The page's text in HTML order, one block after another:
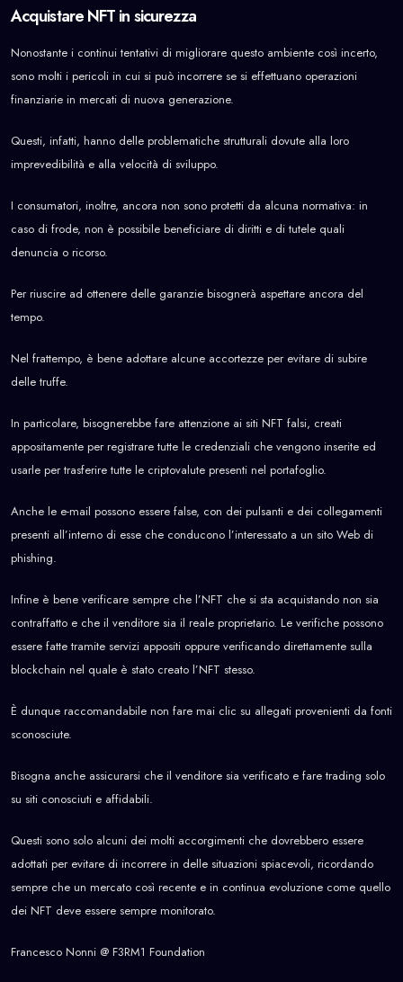
Acquistare NFT in sicurezza
Nonostante i continui tentativi di migliorare questo ambiente così incerto,
sono molti i pericoli in cui si può incorrere se si effettuano operazioni
finanziarie in mercati di nuova generazione.
Questi, infatti, hanno delle problematiche strutturali dovute alla loro
imprevedibilità e alla velocità di sviluppo.
I consumatori, inoltre, ancora non sono protetti da alcuna normativa: in
caso di frode, non è possibile beneficiare di diritti e di tutele quali
denuncia o ricorso.
Per riuscire ad ottenere delle garanzie bisognerà aspettare ancora del
tempo.
Nel frattempo, è bene adottare alcune accortezze per evitare di subire
delle truffe.
In particolare, bisognerebbe fare attenzione ai siti NFT falsi, creati
appositamente per registrare tutte le credenziali che vengono inserite ed
usarle per trasferire tutte le criptovalute presenti nel portafoglio.
Anche le e-mail possono essere false, con dei pulsanti e dei collegamenti
presenti all’interno di esse che conducono l’interessato a un sito Web di
phishing.
Infine è bene verificare sempre che l’NFT che si sta acquistando non sia
contraffatto e che il venditore sia il reale proprietario. Le verifiche possono
essere fatte tramite servizi appositi oppure verificando direttamente sulla
blockchain nel quale è stato creato l’NFT stesso.
È dunque raccomandabile non fare mai clic su allegati provenienti da fonti
sconosciute.
Bisogna anche assicurarsi che il venditore sia verificato e fare trading solo
su siti conosciuti e affidabili.
Questi sono solo alcuni dei molti accorgimenti che dovrebbero essere
adottati per evitare di incorrere in delle situazioni spiacevoli, ricordando
sempre che un mercato così recente e in continua evoluzione come quello
dei NFT deve essere sempre monitorato.
Francesco Nonni @ F3RM1 Foundation